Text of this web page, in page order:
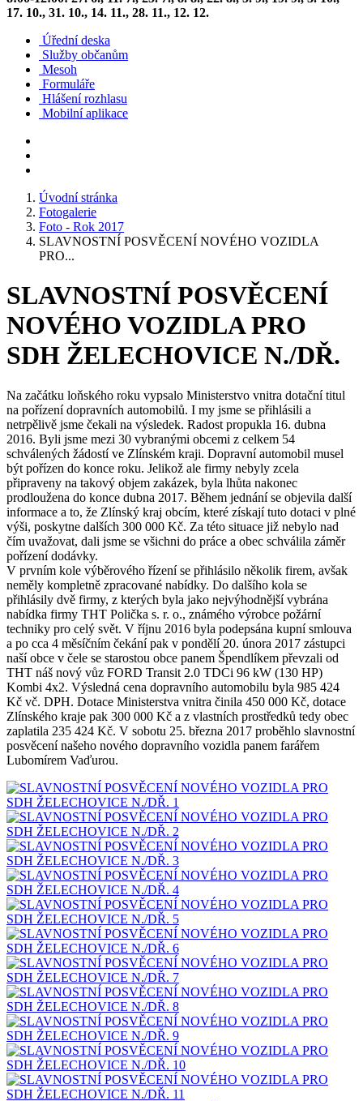
17. 10., 31. 10., 14. 11., 28. 11., 12. 12.
Úřední deska
Služby občanům
Mesoh
Formuláře
Hlášení rozhlasu
Mobilní aplikace
Úvodní stránka
Fotogalerie
Foto - Rok 2017
SLAVNOSTNÍ POSVĚCENÍ NOVÉHO VOZIDLA
PRO...
SLAVNOSTNÍ POSVĚCENÍ
NOVÉHO VOZIDLA PRO
SDH ŽELECHOVICE N./DŘ.
Na začátku loňského roku vypsalo Ministerstvo vnitra dotační titul
na pořízení dopravních automobilů. I my jsme se přihlásili a
netrpělivě jsme čekali na výsledek. Radost propukla 16. dubna
2016. Byli jsme mezi 30 vybranými obcemi z celkem 54
schválených žádostí ve Zlínském kraji. Dopravní automobil musel
být pořízen do konce roku. Jelikož ale firmy nebyly zcela
připraveny na takový objem zakázek, byla lhůta nakonec
prodloužena do konce dubna 2017. Během jednání se objevila další
informace a to, že Zlínský kraj obcím, které získají tuto dotaci v plné
výši, poskytne dalších 300 000 Kč. Za této situace již nebylo nad
čím uvažovat, dali jsme se všichni do práce a obec schválila záměr
pořízení dodávky.
V prvním kole výběrového řízení se přihlásilo několik firem, avšak
neměly kompletně zpracované nabídky. Do dalšího kola se
přihlásily dvě firmy, z kterých byla jako nejvýhodnější vybrána
nabídka firmy THT Polička s. r. o., známého výrobce požární
techniky pro celý svět. V říjnu 2016 byla podepsána kupní smlouva
a po cca 4 měsíčním čekání pak v pondělí 20. února 2017 zástupci
naší obce v čele se starostou obce panem Špendlíkem převzali od
THT náš nový vůz FORD Transit 2.0 TDCi 96 kW (130 HP)
Kombi 4x2. Výsledná cena dopravního automobilu byla 985 424
Kč vč. DPH. Dotace Ministerstva vnitra činila 450 000 Kč, dotace
Zlínského kraje pak 300 000 Kč a z vlastních prostředků tedy obec
zaplatila 235 424 Kč. V sobotu 25. března 2017 proběhlo slavnostní
posvěcení našeho nového dopravního vozidla panem farářem
Lubomírem Vaďurou.